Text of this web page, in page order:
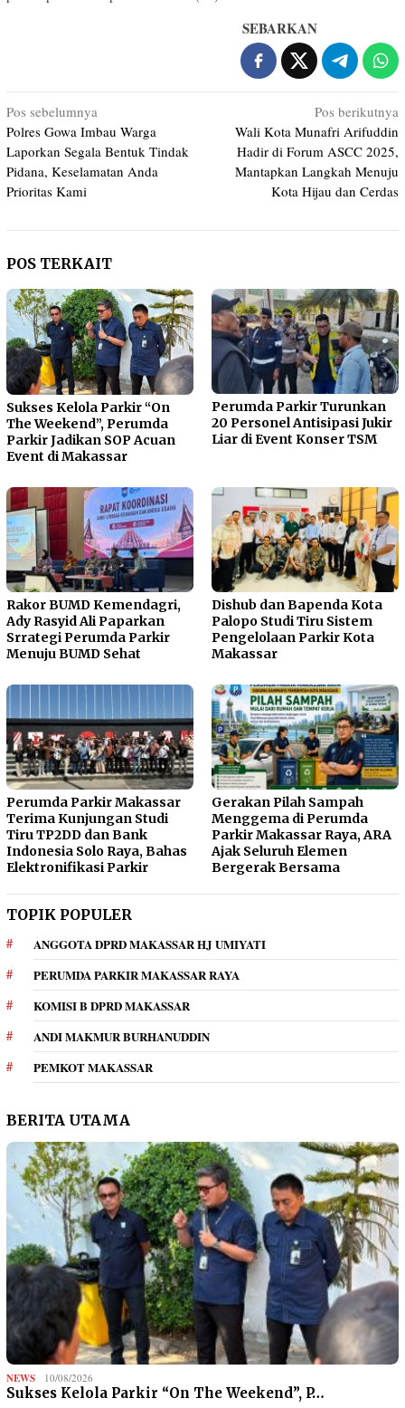
SEBARKAN
Navigasi
pos
Pos sebelumnya
Polres Gowa Imbau Warga
Laporkan Segala Bentuk Tindak
Pidana, Keselamatan Anda
Prioritas Kami
Pos berikutnya
Wali Kota Munafri Arifuddin
Hadir di Forum ASCC 2025,
Mantapkan Langkah Menuju
Kota Hijau dan Cerdas
POS TERKAIT
Sukses Kelola Parkir “On
The Weekend”, Perumda
Parkir Jadikan SOP Acuan
Event di Makassar
Perumda Parkir Turunkan
20 Personel Antisipasi Jukir
Liar di Event Konser TSM
Rakor BUMD Kemendagri,
Ady Rasyid Ali Paparkan
Srrategi Perumda Parkir
Menuju BUMD Sehat
Dishub dan Bapenda Kota
Palopo Studi Tiru Sistem
Pengelolaan Parkir Kota
Makassar
Perumda Parkir Makassar
Terima Kunjungan Studi
Tiru TP2DD dan Bank
Indonesia Solo Raya, Bahas
Elektronifikasi Parkir
Gerakan Pilah Sampah
Menggema di Perumda
Parkir Makassar Raya, ARA
Ajak Seluruh Elemen
Bergerak Bersama
TOPIK POPULER
ANGGOTA DPRD MAKASSAR HJ UMIYATI
PERUMDA PARKIR MAKASSAR RAYA
KOMISI B DPRD MAKASSAR
ANDI MAKMUR BURHANUDDIN
PEMKOT MAKASSAR
BERITA UTAMA
NEWS 10/08/2026
Sukses Kelola Parkir “On The Weekend”, P…